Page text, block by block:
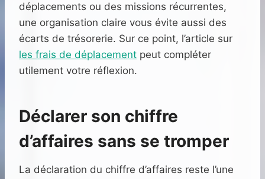
déplacements ou des missions récurrentes,
une organisation claire vous évite aussi des
écarts de trésorerie. Sur ce point, l’article sur
les frais de déplacement peut compléter
utilement votre réflexion.
Déclarer son chiffre
d’affaires sans se tromper
La déclaration du chiffre d’affaires reste l’une